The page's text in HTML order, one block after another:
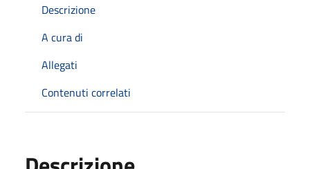
Descrizione
A cura di
Allegati
Contenuti correlati